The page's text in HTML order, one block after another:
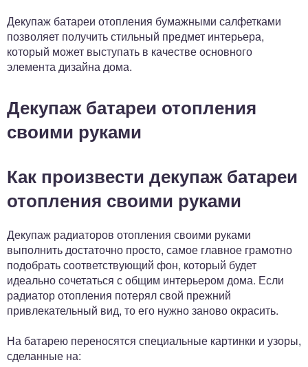
Декупаж батареи отопления бумажными салфетками
позволяет получить стильный предмет интерьера,
который может выступать в качестве основного
элемента дизайна дома.
Декупаж батареи отопления
своими руками
Как произвести декупаж батареи
отопления своими руками
Декупаж радиаторов отопления своими руками
выполнить достаточно просто, самое главное грамотно
подобрать соответствующий фон, который будет
идеально сочетаться с общим интерьером дома. Если
радиатор отопления потерял свой прежний
привлекательный вид, то его нужно заново окрасить.
На батарею переносятся специальные картинки и узоры,
сделанные на: